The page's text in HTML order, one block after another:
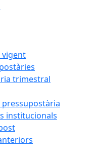
vigent
trimestral
institucionals